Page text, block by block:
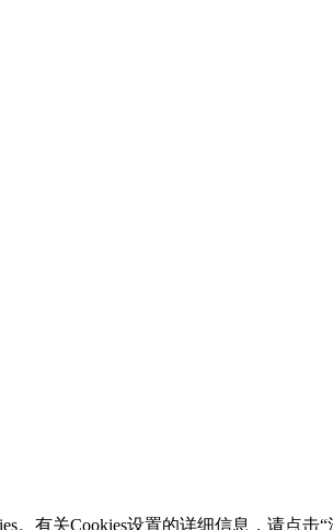
有关Cookies设置的详细信息，请点击